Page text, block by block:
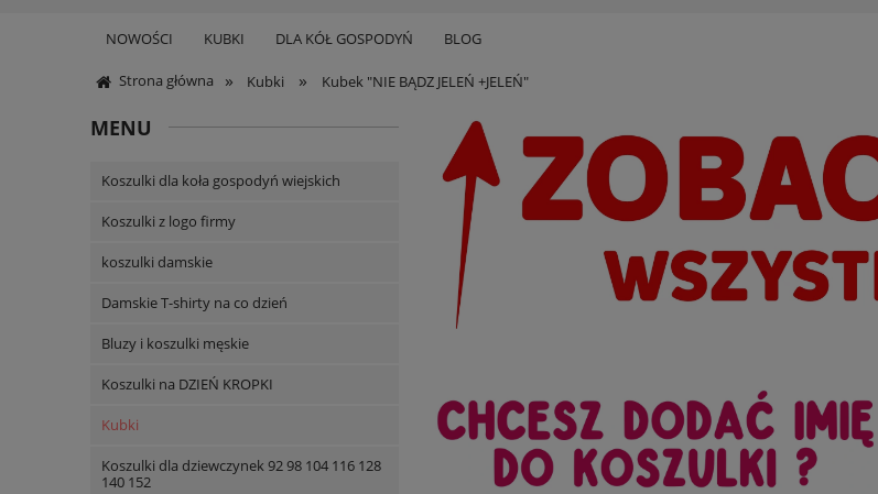
NOWOŚCI KUBKI DLA KÓŁ GOSPODYŃ BLOG
Strona główna » Kubki » Kubek "NIE BĄDZ JELEŃ +JELEŃ"
MENU
Koszulki dla koła gospodyń wiejskich
Koszulki z logo firmy
koszulki damskie
Damskie T-shirty na co dzień
Bluzy i koszulki męskie
Koszulki na DZIEŃ KROPKI
Kubki
Koszulki dla dziewczynek 92 98 104 116 128
140 152